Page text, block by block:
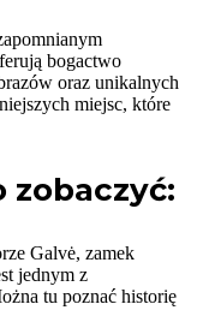
bogactwo
oraz unikalnych
miejsc, które
zobaczyć:
Galvė, zamek
jednym z
tu poznać historię